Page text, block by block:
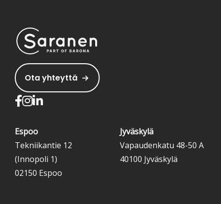
Ota yhteyttä
Espoo
Tekniikantie 12
(Innopoli 1)
02150 Espoo
Jyväskylä
Vapaudenkatu 48-50 A
40100 Jyväskylä